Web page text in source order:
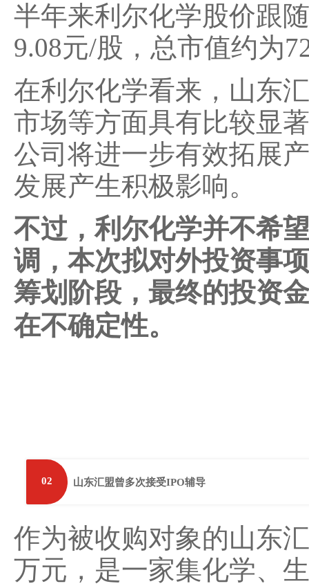
半年来利尔化学股价跟
9.08元/股，总市值约为
在利尔化学看来，山东
市场等方面具有比较显
公司将进一步有效拓展
发展产生积极影响。
不过，利尔化学并不希
调，本次拟对外投资事
筹划阶段，最终的投资
在不确定性。
02 山东汇盟曾多次接受IPO辅导
作为被收购对象的山东
万元，是一家集化学、